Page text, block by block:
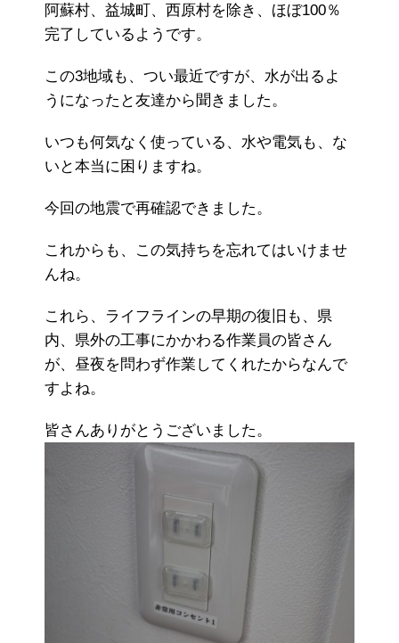
阿蘇村、益城町、西原村を除き、ほぼ100％
完了しているようです。
この3地域も、つい最近ですが、水が出るよ
うになったと友達から聞きました。
いつも何気なく使っている、水や電気も、な
いと本当に困りますね。
今回の地震で再確認できました。
これからも、この気持ちを忘れてはいけませ
んね。
これら、ライフラインの早期の復旧も、県
内、県外の工事にかかわる作業員の皆さん
が、昼夜を問わず作業してくれたからなんで
すよね。
皆さんありがとうございました。